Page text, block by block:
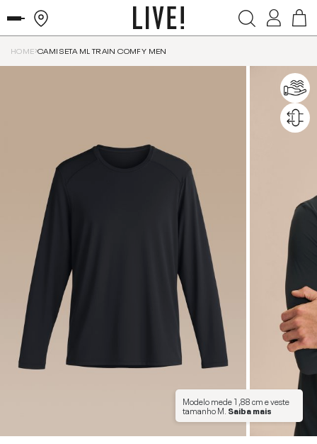
HOME CAMISETA ML TRAIN COMFY MEN
Modelo mede1,88 cme veste
tamanhoM Saiba mais